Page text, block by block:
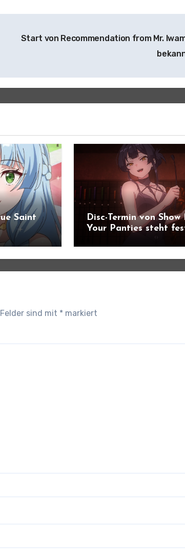
Start von Recommendation from Mr.
Saint
Disc-Termin von Show
Your Panties steht
sind mit * markiert